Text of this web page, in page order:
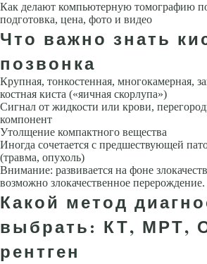
Как делают компьютерную томографию
подготовка, цена, фото и видео
Что важно знать
позвонка
Крупная, тонкостенная, многокамерная,
костная киста («яичная скорлупа»)
Сигнал от жидкости или крови,
компонент
Утолщение компактного вещества
Иногда сочетается с предшествующей
(травма, опухоль)
Внимание: развивается на фоне
возможно злокачественное перерождение.
Какой метод
выбрать: КТ, МРТ,
рентген